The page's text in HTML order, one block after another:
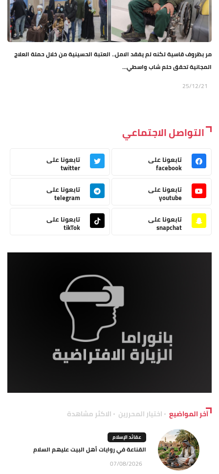
مر بظروف قاسية لكنه لم يفقد الامل.. العتبة الحسينية من خلال حملة العلاج
المجانية تحقق حلم شاب واسطي...
25/12/21
التواصل الاجتماعي
تابعونا على
facebook
تابعونا على
twitter
تابعونا على
youtube
تابعونا على
telegram
تابعونا على
snapchat
تابعونا على
tikTok
آخر المواضيع اختيار المحررين الاكثر مشاهدة
عقائد الإسلام
القناعة في روايات أهل البيت عليهم السلام
07/08/2026